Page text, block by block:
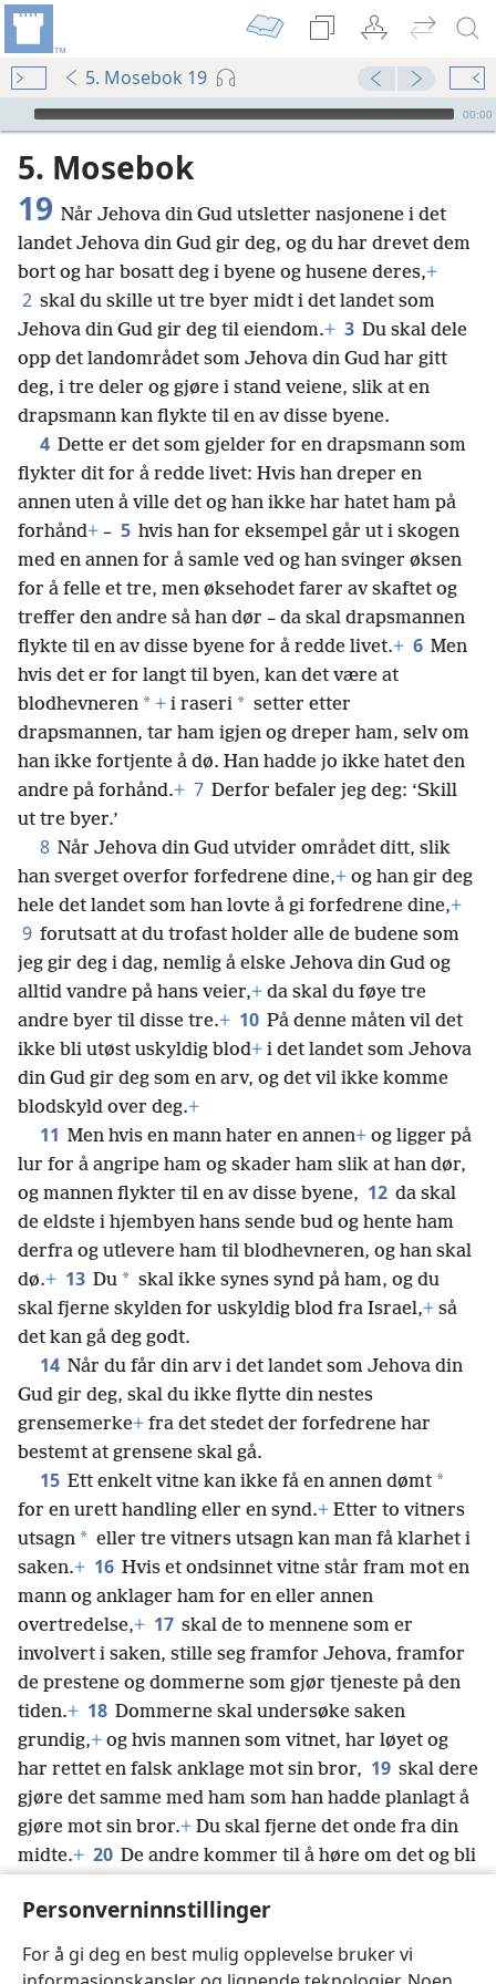
Personverninnstillinger
For å gi deg en best mulig opplevelse bruker vi
5. Mosebok 19
Audio Player
00:00
5. Mosebok
19 Når Jehova din Gud utsletter nasjonene i det
landet Jehova din Gud gir deg, og du har drevet dem
bort og har bosatt deg i byene og husene deres,+
2 skal du skille ut tre byer midt i det landet som
Jehova din Gud gir deg til eiendom.+ 3 Du skal dele
opp det landområdet som Jehova din Gud har gitt
deg, i tre deler og gjøre i stand veiene, slik at en
drapsmann kan flykte til en av disse byene.
4 Dette er det som gjelder for en drapsmann som
flykter dit for å redde livet: Hvis han dreper en
annen uten å ville det og han ikke har hatet ham på
forhånd+ – 5 hvis han for eksempel går ut i skogen
med en annen for å samle ved og han svinger øksen
for å felle et tre, men øksehodet farer av skaftet og
treffer den andre så han dør – da skal drapsmannen
flykte til en av disse byene for å redde livet.+ 6 Men
hvis det er for langt til byen, kan det være at
blodhevneren * + i raseri * setter etter
drapsmannen, tar ham igjen og dreper ham, selv om
han ikke fortjente å dø. Han hadde jo ikke hatet den
andre på forhånd.+ 7 Derfor befaler jeg deg: ‘Skill
ut tre byer.’
8 Når Jehova din Gud utvider området ditt, slik
han sverget overfor forfedrene dine,+ og han gir deg
hele det landet som han lovte å gi forfedrene dine,+
9 forutsatt at du trofast holder alle de budene som
jeg gir deg i dag, nemlig å elske Jehova din Gud og
alltid vandre på hans veier,+ da skal du føye tre
andre byer til disse tre.+ 10 På denne måten vil det
ikke bli utøst uskyldig blod+ i det landet som Jehova
din Gud gir deg som en arv, og det vil ikke komme
blodskyld over deg.+
11 Men hvis en mann hater en annen+ og ligger på
lur for å angripe ham og skader ham slik at han dør,
og mannen flykter til en av disse byene, 12 da skal
de eldste i hjembyen hans sende bud og hente ham
derfra og utlevere ham til blodhevneren, og han skal
dø.+ 13 Du * skal ikke synes synd på ham, og du
skal fjerne skylden for uskyldig blod fra Israel,+ så
det kan gå deg godt.
14 Når du får din arv i det landet som Jehova din
Gud gir deg, skal du ikke flytte din nestes
grensemerke+ fra det stedet der forfedrene har
bestemt at grensene skal gå.
15 Ett enkelt vitne kan ikke få en annen dømt *
for en urett handling eller en synd.+ Etter to vitners
utsagn * eller tre vitners utsagn kan man få klarhet i
saken.+ 16 Hvis et ondsinnet vitne står fram mot en
mann og anklager ham for en eller annen
overtredelse,+ 17 skal de to mennene som er
involvert i saken, stille seg framfor Jehova, framfor
de prestene og dommerne som gjør tjeneste på den
tiden.+ 18 Dommerne skal undersøke saken
grundig,+ og hvis mannen som vitnet, har løyet og
har rettet en falsk anklage mot sin bror, 19 skal dere
gjøre det samme med ham som han hadde planlagt å
gjøre mot sin bror.+ Du skal fjerne det onde fra din
midte.+ 20 De andre kommer til å høre om det og bli
folket gjør noe så ondt som dette.
synes synd på ham:
Det skal være liv for liv, øye for
øye, tann for tann, hånd for hånd, fot for fot.
+